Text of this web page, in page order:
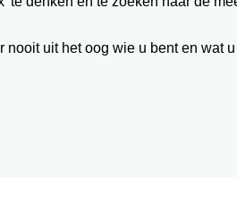
uit het oog wie u bent en wat